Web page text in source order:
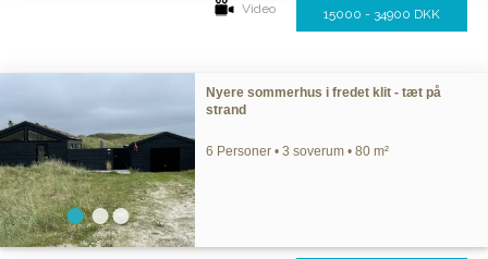
Video 15000 - 34900 DKK
Nyere sommerhus i fredet klit - tæt på
strand
6 Personer • 3 soverum • 80 m²